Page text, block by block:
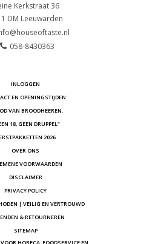
Kerkstraat 36
DM Leeuwarden
058-8430363
INLOGGEN
EN OPENINGSTIJDEN
VAN BROODHEEREN.
18, GEEN DRUPPEL"
2026
OVER ONS
VOORWAARDEN
DISCLAIMER
PRIVACY POLICY
| VEILIG EN VERTROUWD
& RETOURNEREN
SITEMAP